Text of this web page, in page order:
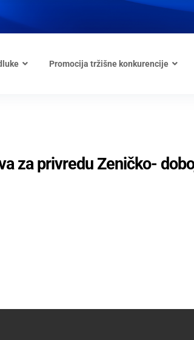
Promocija tržišne konkurencije
za privredu Zeničko-